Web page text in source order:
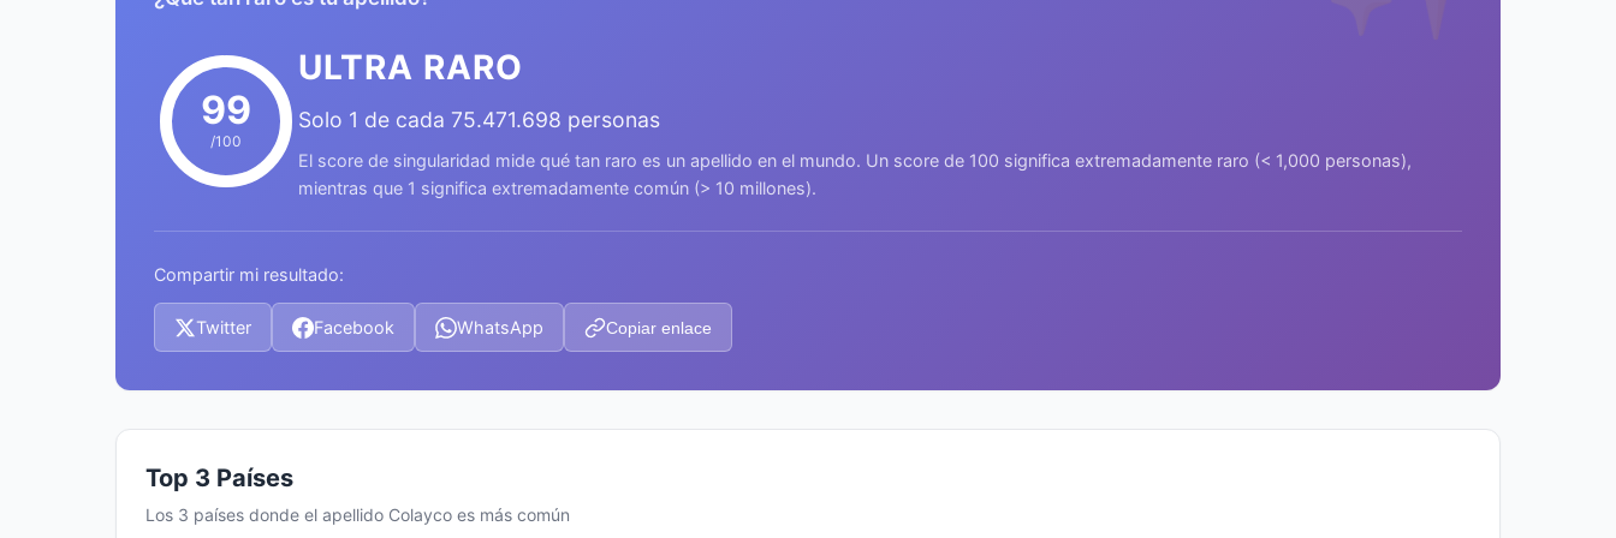
99
/100
ULTRA RARO
Solo 1 de cada 75.471.698 personas
El score de singularidad mide qué tan raro es un apellido en el mundo. Un score de 100 significa extremadamente raro (< 1,000 personas),
mientras que 1 significa extremadamente común (> 10 millones).
Compartir mi resultado:
Twitter Facebook WhatsApp Copiar enlace
Top 3 Países
Los 3 países donde el apellido Colayco es más común